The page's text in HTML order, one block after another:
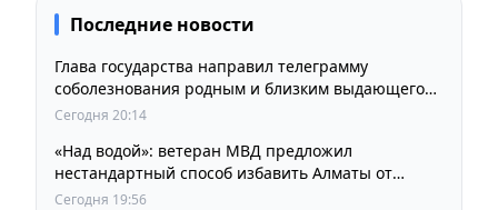
Последние новости
Глава государства направил телеграмму
соболезнования родным и близким выдающегося
кинорежиссера Ардака Амиркулова
Сегодня 20:14
«Над водой»: ветеран МВД предложил
нестандартный способ избавить Алматы от
пробок и смога
Сегодня 19:56